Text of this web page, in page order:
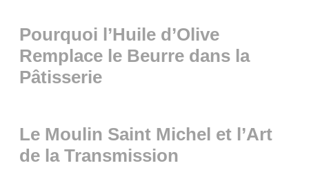
Pourquoi l’Huile d’Olive
Remplace le Beurre dans la
Pâtisserie
Le Moulin Saint Michel et l’Art
de la Transmission